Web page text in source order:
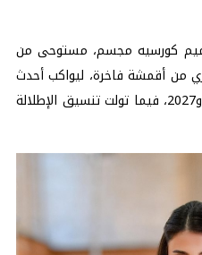
كورسيه مجسم، مستوحى من
من أقمشة فاخرة، ليواكب أحدث
اتجاهات موضة ربيع وصيف 2026 و2027، فيما تولت تنسيق الإطلالة